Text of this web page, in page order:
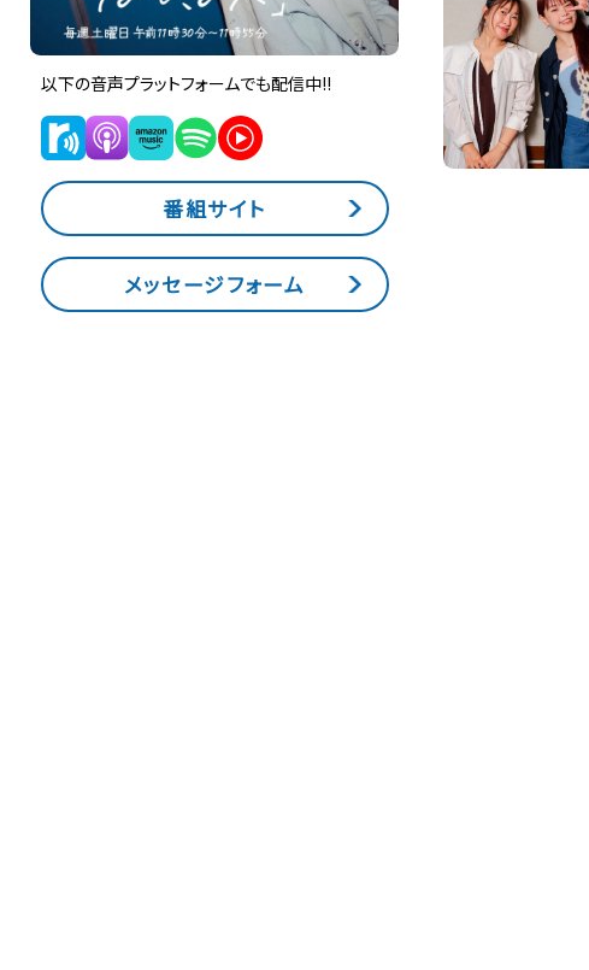
以下の音声プラットフォームでも配信中!!
番組サイト
メッセージフォーム